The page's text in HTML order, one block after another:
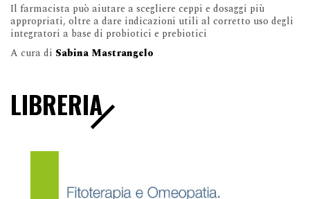
Il farmacista può aiutare a scegliere ceppi e dosaggi più
appropriati, oltre a dare indicazioni utili al corretto uso degli
integratori a base di probiotici e prebiotici
A cura di Sabina Mastrangelo
LIBRERIA